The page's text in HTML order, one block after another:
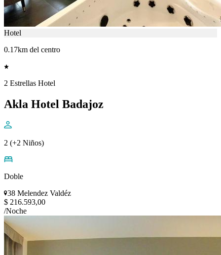
Hotel
0.17km del centro
2 Estrellas Hotel
Akla Hotel Badajoz
2 (+2 Niños)
Doble
38 Melendez Valdéz
$ 216.593,00
/Noche